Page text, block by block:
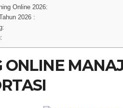
Online 2026:
2026 :
ONLINE